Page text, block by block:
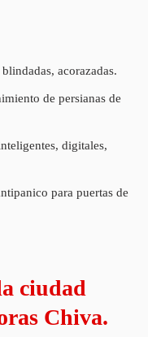
acorazadas.
de persianas de
digitales,
para puertas de
ciudad
Chiva.